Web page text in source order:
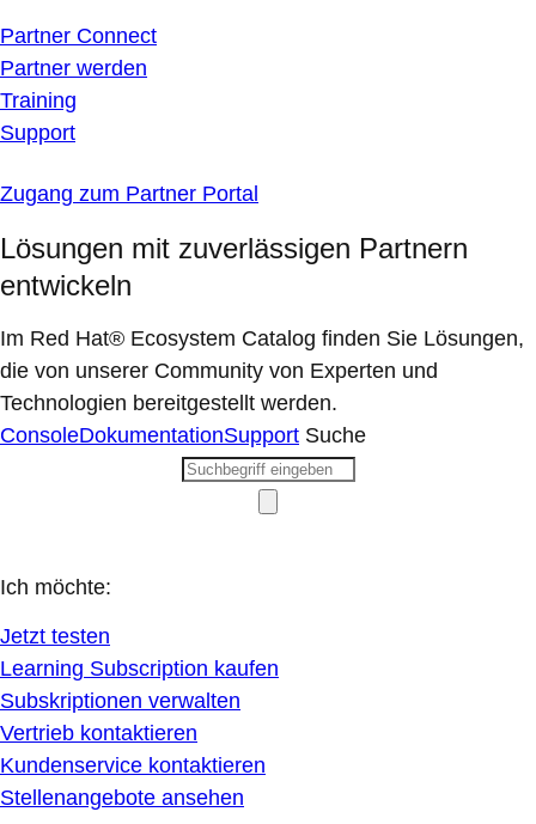
Partner Connect
Partner werden
Training
Support
Zugang zum Partner Portal
Lösungen mit zuverlässigen Partnern
entwickeln
Im Red Hat® Ecosystem Catalog finden Sie Lösungen,
die von unserer Community von Experten und
Technologien bereitgestellt werden.
ConsoleDokumentationSupport Suche
Ich möchte:
Jetzt testen
Learning Subscription kaufen
Subskriptionen verwalten
Vertrieb kontaktieren
Kundenservice kontaktieren
Stellenangebote ansehen